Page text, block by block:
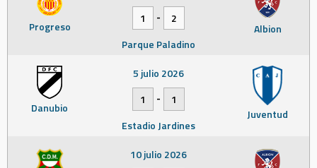
Progreso Albion
1
-
2
Parque Paladino
Danubio Juventud
5 julio 2026
1
-
1
Estadio Jardines
10 julio 2026